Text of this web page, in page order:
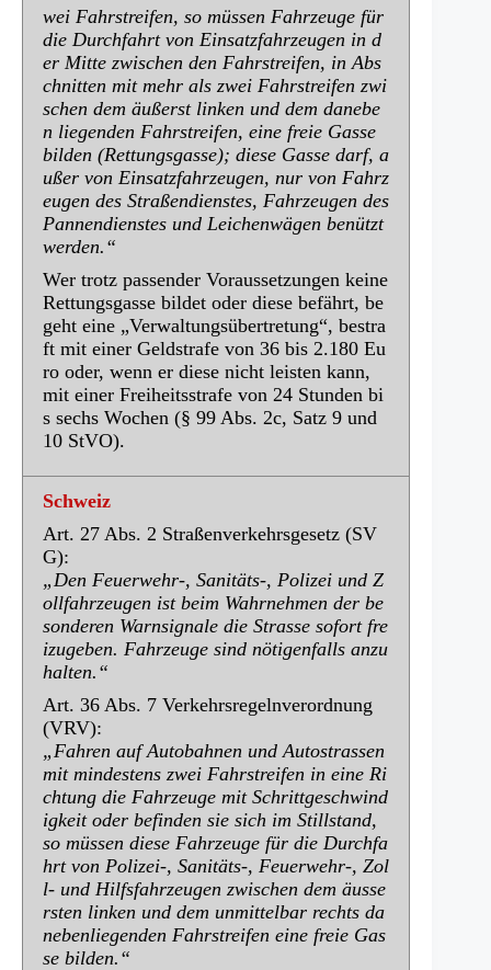
wei Fahrstreifen, so müssen Fahrzeuge für
die Durchfahrt von Einsatzfahrzeugen in d
er Mitte zwischen den Fahrstreifen, in Abs
chnitten mit mehr als zwei Fahrstreifen zwi
schen dem äußerst linken und dem danebe
n liegenden Fahrstreifen, eine freie Gasse
bilden (Rettungsgasse); diese Gasse darf, a
ußer von Einsatzfahrzeugen, nur von Fahrz
eugen des Straßendienstes, Fahrzeugen des
Pannendienstes und Leichenwägen benützt
werden.“
Wer trotz passender Voraussetzungen keine
Rettungsgasse bildet oder diese befährt, be
geht eine „Verwaltungsübertretung“, bestra
ft mit einer Geldstrafe von 36 bis 2.180 Eu
ro oder, wenn er diese nicht leisten kann,
mit einer Freiheitsstrafe von 24 Stunden bi
s sechs Wochen (§ 99 Abs. 2c, Satz 9 und
10 StVO).
Schweiz
Art. 27 Abs. 2 Straßenverkehrsgesetz (SV
G):
„Den Feuerwehr-, Sanitäts-, Polizei und Z
ollfahrzeugen ist beim Wahrnehmen der be
sonderen Warnsignale die Strasse sofort fre
izugeben. Fahrzeuge sind nötigenfalls anzu
halten.“
Art. 36 Abs. 7 Verkehrsregelnverordnung
(VRV):
„Fahren auf Autobahnen und Autostrassen
mit mindestens zwei Fahrstreifen in eine Ri
chtung die Fahrzeuge mit Schrittgeschwind
igkeit oder befinden sie sich im Stillstand,
so müssen diese Fahrzeuge für die Durchfa
hrt von Polizei-, Sanitäts-, Feuerwehr-, Zol
l- und Hilfsfahrzeugen zwischen dem äusse
rsten linken und dem unmittelbar rechts da
nebenliegenden Fahrstreifen eine freie Gas
se bilden.“